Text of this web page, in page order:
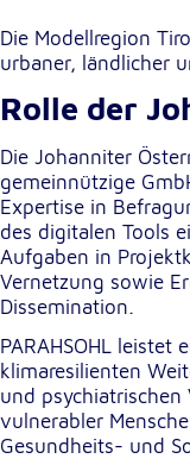
Die Modellregion
urbaner, ländlicher
Rolle der
Die Johanniter
gemeinnützige
Expertise in
des digitalen Tools
Aufgaben in
Vernetzung sowie
Dissemination.
PARAHSOHL
klimaresilienten
und psychiatrischen
vulnerabler
Gesundheits- und